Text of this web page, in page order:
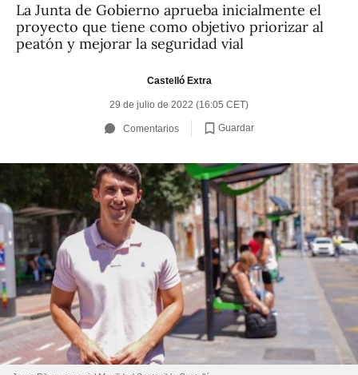
La Junta de Gobierno aprueba inicialmente el
proyecto que tiene como objetivo priorizar al
peatón y mejorar la seguridad vial
Castelló Extra
29 de julio de 2022 (16:05 CET)
Comentarios Guardar